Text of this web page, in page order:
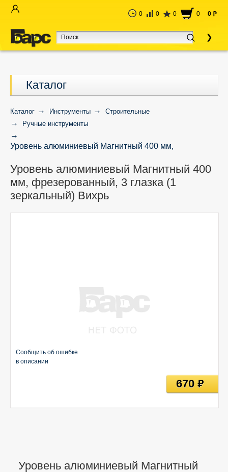
0 0 0 0 0 руб
Каталог
Каталог Инструменты
Строительные
Ручные инструменты
Уровень алюминиевый Магнитный 400 мм,
Уровень алюминиевый Магнитный 400
мм, фрезерованный, 3 глазка (1
зеркальный) Вихрь
Уровень алюминиевый Магнитный
Сообщить об ошибке
в описании
670руб